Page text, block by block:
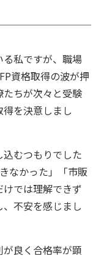
私ですが、職場
資格取得の波が押
ちが次々と受験
を決意しまし
むつもりでした
なかった」「市販
では理解できず
不安を感じまし
良く合格率が顕